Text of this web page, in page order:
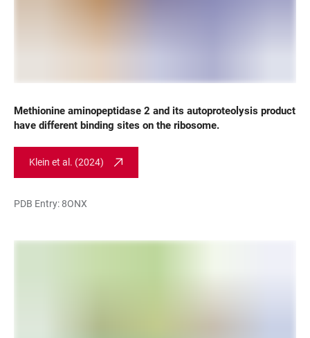
Methionine aminopeptidase 2 and its autoproteolysis product
have different binding sites on the ribosome.
Klein et al. (2024)
PDB Entry:8ONX